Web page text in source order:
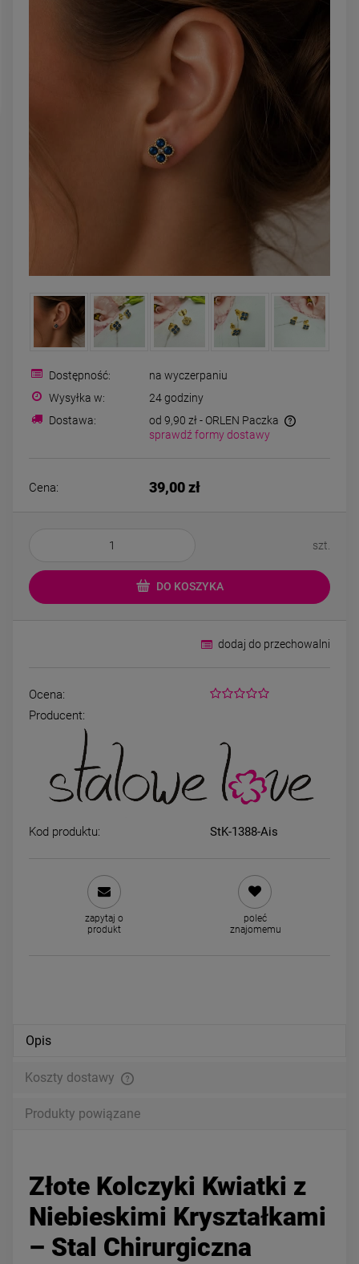
Bransoletka srebrna STAL
CHIRURGICZNA
modułowa ażurowa
cyrkonie
69,00 zł
STAL CHIRURGICZNA
34,00 zł
DO KOSZYKA
Kolczyki STAL
kulki średnie 0,4 cm jasne
29,00 zł
DO KOSZYKA
Dostępność:
na wyczerpaniu
Wysyłka w:
24 godziny
Dostawa:
od 9,90 zł - ORLEN Paczka
sprawdź formy dostawy
Cena: 39,00 zł
szt.
DO KOSZYKA
dodaj do przechowalni
Ocena:
Producent:
Kod produktu: StK-1388-Ais
zapytaj o
produkt
poleć
znajomemu
Opis
Koszty dostawy
Produkty powiązane
Złote Kolczyki Kwiatki z
Niebieskimi Kryształkami
– Stal Chirurgiczna